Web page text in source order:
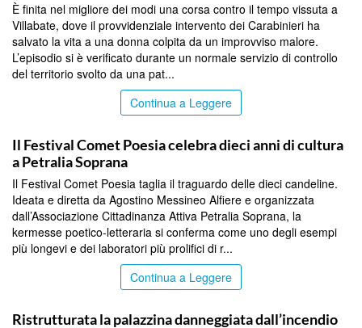
È finita nel migliore dei modi una corsa contro il tempo vissuta a
Villabate, dove il provvidenziale intervento dei Carabinieri ha
salvato la vita a una donna colpita da un improvviso malore.
L’episodio si è verificato durante un normale servizio di controllo
del territorio svolto da una pat...
Continua a Leggere
Il Festival Comet Poesia celebra dieci anni di cultura
a Petralia Soprana
Il Festival Comet Poesia taglia il traguardo delle dieci candeline.
Ideata e diretta da Agostino Messineo Alfiere e organizzata
dall’Associazione Cittadinanza Attiva Petralia Soprana, la
kermesse poetico-letteraria si conferma come uno degli esempi
più longevi e dei laboratori più prolifici di r...
Continua a Leggere
Ristrutturata la palazzina danneggiata dall’incendio